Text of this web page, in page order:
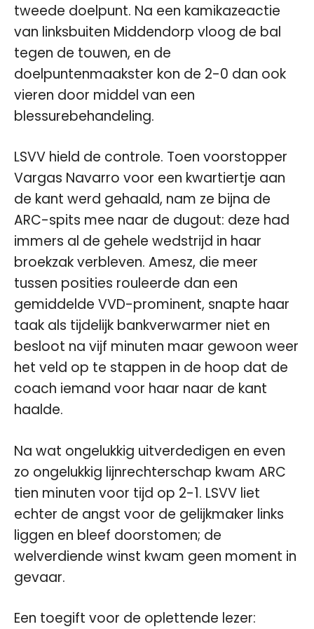
tweede doelpunt. Na een kamikazeactie
van linksbuiten Middendorp vloog de bal
tegen de touwen, en de
doelpuntenmaakster kon de 2-0 dan ook
vieren door middel van een
blessurebehandeling.
LSVV hield de controle. Toen voorstopper
Vargas Navarro voor een kwartiertje aan
de kant werd gehaald, nam ze bijna de
ARC-spits mee naar de dugout: deze had
immers al de gehele wedstrijd in haar
broekzak verbleven. Amesz, die meer
tussen posities rouleerde dan een
gemiddelde VVD-prominent, snapte haar
taak als tijdelijk bankverwarmer niet en
besloot na vijf minuten maar gewoon weer
het veld op te stappen in de hoop dat de
coach iemand voor haar naar de kant
haalde.
Na wat ongelukkig uitverdedigen en even
zo ongelukkig lijnrechterschap kwam ARC
tien minuten voor tijd op 2-1. LSVV liet
echter de angst voor de gelijkmaker links
liggen en bleef doorstomen; de
welverdiende winst kwam geen moment in
gevaar.
Een toegift voor de oplettende lezer: